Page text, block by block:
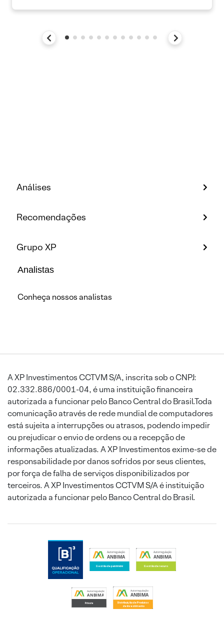
Análises
Recomendações
Grupo XP
Analistas
Conheça nossos analistas
A XP Investimentos CCTVM S/A, inscrita sob o CNPJ:
02.332.886/0001-04, é uma instituição financeira
autorizada a funcionar pelo Banco Central do Brasil.Toda
comunicação através de rede mundial de computadores
está sujeita a interrupções ou atrasos, podendo impedir
ou prejudicar o envio de ordens ou a recepção de
informações atualizadas. A XP Investimentos exime-se de
responsabilidade por danos sofridos por seus clientes,
por força de falha de serviços disponibilizados por
terceiros. A XP Investimentos CCTVM S/A é instituição
autorizada a funcionar pelo Banco Central do Brasil.